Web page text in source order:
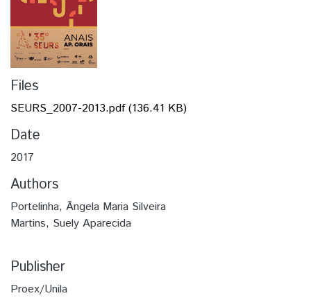
Files
SEURS_2007-2013.pdf(136.41 KB)
Date
2017
Authors
Portelinha, Ângela Maria Silveira
Martins, Suely Aparecida
Publisher
Proex/Unila